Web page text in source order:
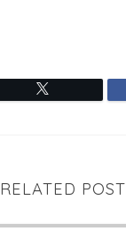
RELATED POST